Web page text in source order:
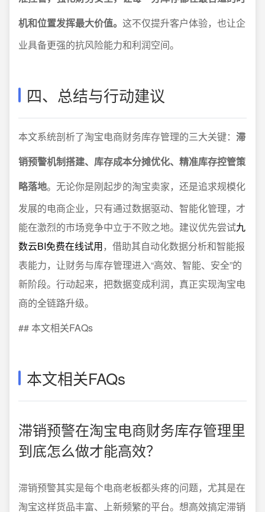
机和位置发挥最大价值。 这不仅提升客户体验，也让企
业具备更强的抗风险能力和利润空间。
四、总结与行动建议
本文系统剖析了淘宝电商财务库存管理的三大关键： 滞
销预警机制搭建、库存成本分摊优化、精准库存控管策
略落地。无论你是刚起步的淘宝卖家，还是追求规模化
发展的电商企业，只有通过数据驱动、智能化管理，才
能在激烈的市场竞争中立于不败之地。建议优先尝试九
数云BI免费在线试用，借助其自动化数据分析和智能报
表能力，让财务与库存管理进入“高效、智能、安全”的
新阶段。行动起来，把数据变成利润，真正实现淘宝电
商的全链路升级。
## 本文相关FAQs
本文相关FAQs
滞销预警在淘宝电商财务库存管理里
到底怎么做才能高效？
滞销预警其实是每个电商老板都头疼的问题，尤其是在
淘宝这样货品丰富、上新频繁的平台。想高效搞定滞销